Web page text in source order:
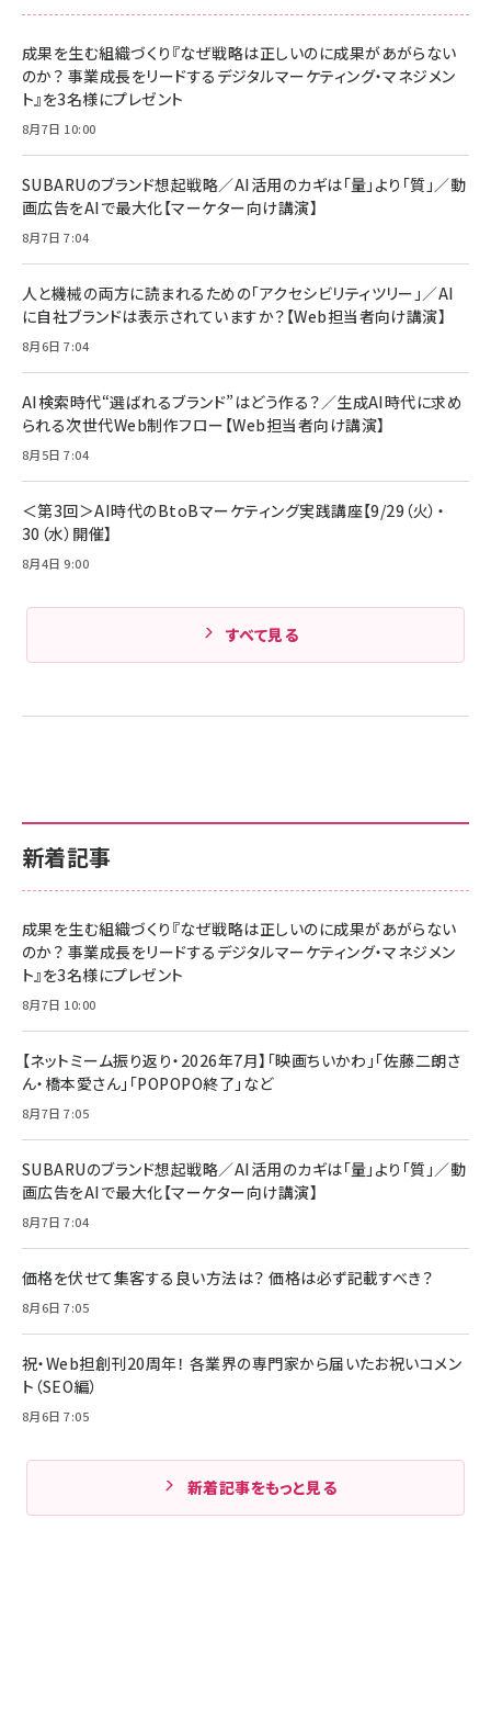
スペシャルエディション[王道エンタメの矜持／
￥1,100
anan(アンアン)2026/07/08号 No.2502[2026
￥880
ママ投資家が育休中に１億貯めた株式投資
組織の成果を最大化する ルールのデザイン
￥1,980
Amazonランキングをもっと見る
NIMASO ガラスフィルム iPhone 17 用 保護フィ
すい ガイド枠付き いPhone17 (6.3インチ) 対応
2枚セット DSP25F1698
￥1,599
￥6,980
全ワイヤレスイヤホン/アクティブノイズキャンセリ
技術基準適合】ブラック
￥5,990
ケーブル Anker絡まないケーブル 240W 結束バン
ド付き USB PD対応 シリコン素材採用 iPhone
17 / 16 / 15 / Galaxy iPad Pro MacBook
Pro/Air 各種対応 (1.8m ミッドナイトブラック)
￥1,890
Amazon eギフトカード - Amazonロゴ - クラ
￥5,000
Anker PowerLine III Flow USB-C & USB-C
Pro/Air 各種対応 (1.8m ミッドナイトブラック)
￥1,890
サッポロ 生ビール 黒ラベル 350ml 缶 24本 ビー
ル ケース買い【6/30応募〆切! 黒ラベルビヤセラー
￥4,857
新着記事
成果を生む組織づくり『なぜ戦略は正しいのに成果があがらない
のか？ 事業成長をリードするデジタルマーケティング・マネジメン
ト』を3名様にプレゼント
8月7日 10:00
【ネットミーム振り返り・2026年7月】「映画ちいかわ」「佐藤二朗さ
ん・橋本愛さん」「POPOPO終了」など
8月7日 7:05
SUBARUのブランド想起戦略／AI活用のカギは「量」より「質」／動
画広告をAIで最大化【マーケター向け講演】
8月7日 7:04
価格を伏せて集客する良い方法は？ 価格は必ず記載すべき？
8月6日 7:05
祝・Web担創刊20周年！ 各業界の専門家から届いたお祝いコメン
ト（SEO編）
8月6日 7:05
新着記事をもっと見る
成果を生む組織づくり『なぜ戦略は正しいのに成果があがらない
のか？ 事業成長をリードするデジタルマーケティング・マネジメン
ト』を3名様にプレゼント
8月7日 10:00
SUBARUのブランド想起戦略／AI活用のカギは「量」より「質」／動
画広告をAIで最大化【マーケター向け講演】
8月7日 7:04
人と機械の両方に読まれるための「アクセシビリティツリー」／AI
に自社ブランドは表示されていますか？【Web担当者向け講演】
8月6日 7:04
AI検索時代“選ばれるブランド”はどう作る？／生成AI時代に求め
られる次世代Web制作フロー【Web担当者向け講演】
8月5日 7:04
＜第3回＞AI時代のBtoBマーケティング実践講座【9/29（火）・
30（水）開催】
8月4日 9:00
すべて見る